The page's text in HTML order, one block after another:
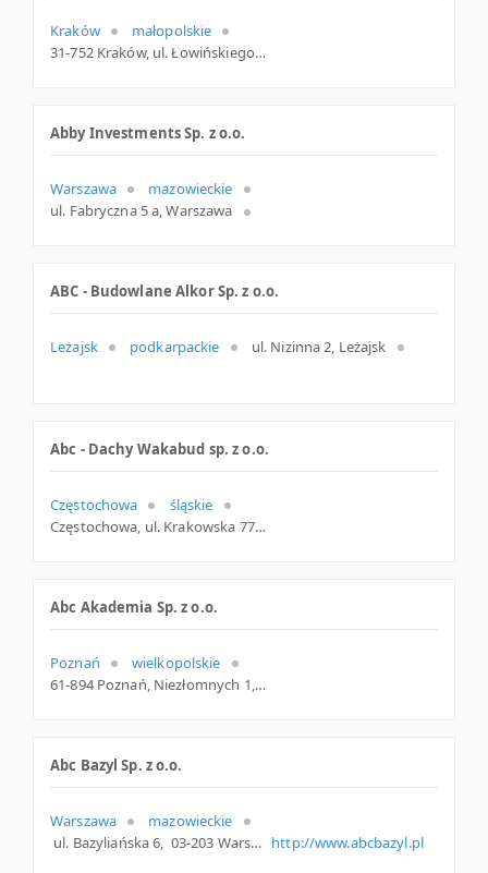
Kraków
małopolskie
31-752 Kraków, ul. Łowińskiego 9, małopolskie
Abby Investments Sp. z o.o.
Warszawa
mazowieckie
ul. Fabryczna 5 a, Warszawa
ABC - Budowlane Alkor Sp. z o.o.
Leżajsk podkarpackie ul. Nizinna 2, Leżajsk
Abc - Dachy Wakabud sp. z o.o.
Częstochowa
śląskie
Częstochowa, ul. Krakowska 77 /79, śląskie
Abc Akademia Sp. z o.o.
Poznań
wielkopolskie
61-894 Poznań, Niezłomnych 1, woj. Wielkopolskie, pow. Poznań, gm. Poznań
Abc Bazyl Sp. z o.o.
Warszawa
mazowieckie
ul. Bazyliańska 6, 03-203 Warszawa, m. Warszawa, mazowieckie http://www.abcbazyl.pl